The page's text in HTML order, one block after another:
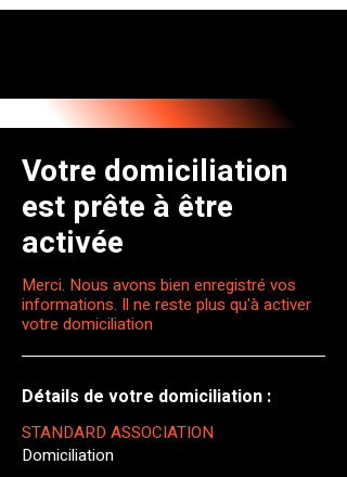
Votre domiciliation
est prête à être
activée
Merci. Nous avons bien enregistré vos
informations. Il ne reste plus qu'à activer
votre domiciliation
Détails de votre domiciliation :
STANDARD ASSOCIATION
Domiciliation